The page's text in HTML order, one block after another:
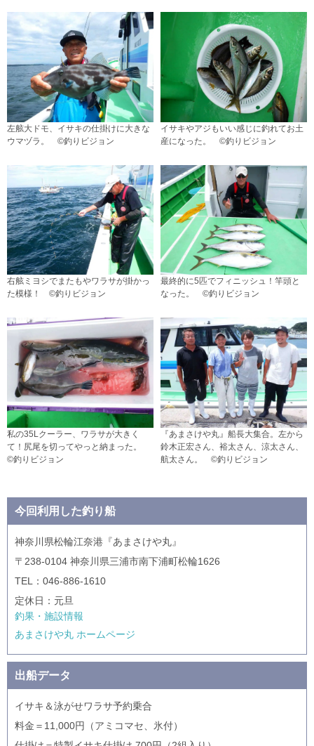
左舷大ドモ、イサキの仕掛けに大きな
ウマヅラ。 ©釣りビジョン
イサキやアジもいい感じに釣れてお土
産になった。 ©釣りビジョン
右舷ミヨシでまたもやワラサが掛かっ
た模様！ ©釣りビジョン
最終的に5匹でフィニッシュ！竿頭と
なった。 ©釣りビジョン
私の35Lクーラー、ワラサが大きく
て！尻尾を切ってやっと納まった。
©釣りビジョン
『あまさけや丸』船長大集合。左から
鈴木正宏さん、裕太さん、涼太さん、
航太さん。 ©釣りビジョン
今回利用した釣り船
神奈川県松輪江奈港『あまさけや丸』
〒238-0104 神奈川県三浦市南下浦町松輪1626
TEL：046-886-1610
定休日：元旦
釣果・施設情報
あまさけや丸 ホームページ
出船データ
イサキ＆泳がせワラサ予約乗合
料金＝11,000円（アミコマセ、氷付）